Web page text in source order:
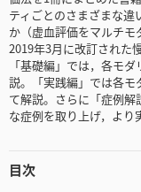
ティごとのさまざまな違
か（虚血評価をマルチモ
2019年3月に改訂された
「基礎編」では，各モ
説。「実践編」では各
て解説。さらに「症例
な症例を取り上げ，より
目次